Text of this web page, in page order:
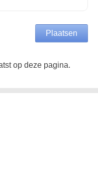
op deze pagina.